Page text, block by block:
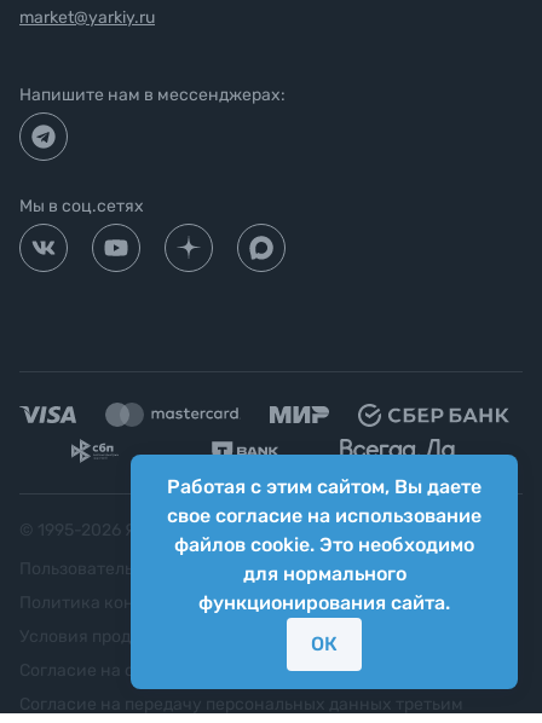
Работая с этим сайтом, Вы даете
свое согласие на использование
файлов cookie. Это необходимо
для нормального
функционирования сайта.
ОК
market@yarkiy.ru
Напишите нам в мессенджерах:
Мы в соц.сетях
Яркий фотомаркет ("Яркий Мир")
Пользовательское соглашение
Политика конфиденциальности
Согласие на обработку персональных данных
Согласие на передачу персональных данных третьим